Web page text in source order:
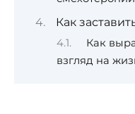
Как
Как
взгляд на